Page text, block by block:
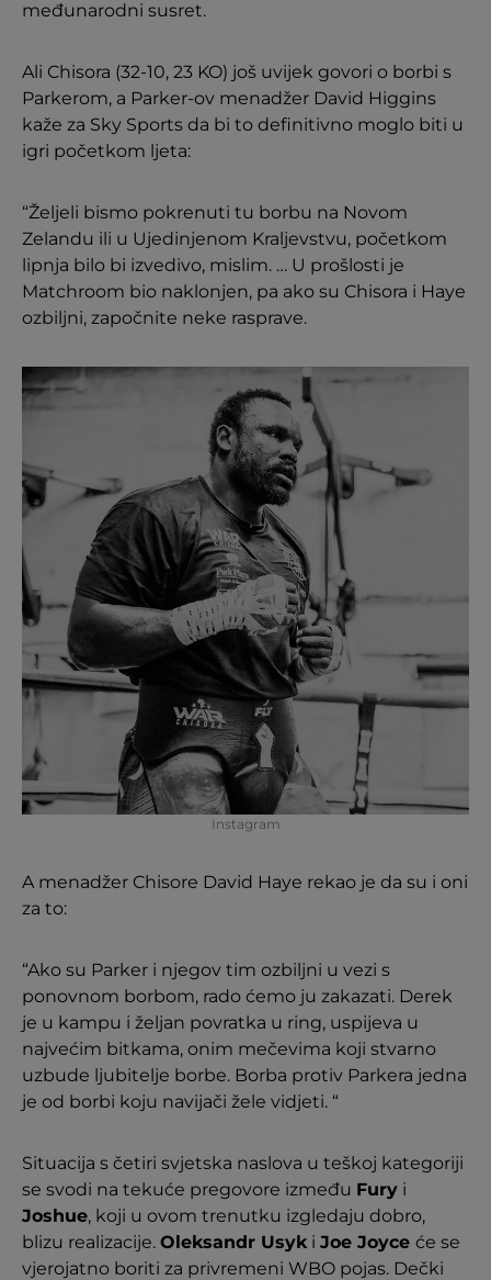
međunarodni susret.
Ali Chisora ​​(32-10, 23 KO) još uvijek govori o borbi s
Parkerom, a Parker-ov menadžer David Higgins
kaže za Sky Sports da bi to definitivno moglo biti u
igri početkom ljeta:
“Željeli bismo pokrenuti tu borbu na Novom
Zelandu ili u Ujedinjenom Kraljevstvu, početkom
lipnja bilo bi izvedivo, mislim. … U prošlosti je
Matchroom bio naklonjen, pa ako su Chisora ​​i Haye
ozbiljni, započnite neke rasprave.
Instagram
A menadžer Chisore David Haye rekao je da su i oni
za to:
“Ako su Parker i njegov tim ozbiljni u vezi s
ponovnom borbom, rado ćemo ju zakazati. Derek
je u kampu i željan povratka u ring, uspijeva u
najvećim bitkama, onim mečevima koji stvarno
uzbude ljubitelje borbe. Borba protiv Parkera jedna
je od borbi koju navijači žele vidjeti. “
Situacija s četiri svjetska naslova u teškoj kategoriji
se svodi na tekuće pregovore između Fury i
Joshue, koji u ovom trenutku izgledaju dobro,
blizu realizacije. Oleksandr Usyki Joe Joyce će se
vjerojatno boriti za privremeni WBO pojas. Dečki